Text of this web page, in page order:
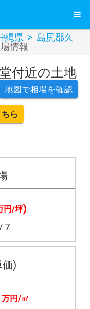
縄県 > 島尻郡久
情報
付近の土地
地図で相場を確認
ら
円/坪)
7
)
万円/㎡